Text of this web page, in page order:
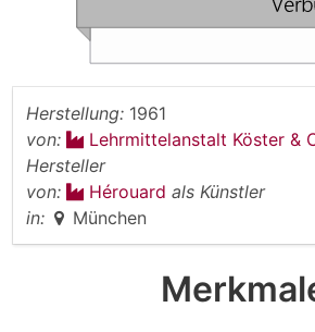
Herstellung: 1961
von:
Lehrmittelanstalt Köster &
Hersteller
von:
Hérouard als Künstler
in:
München